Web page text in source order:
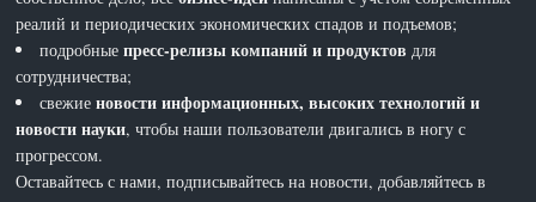
реалий и периодических экономических спадов и подъемов;
подробныепресс-релизы компаний и продуктов для
сотрудничества;
свежиеновости информационных, высоких технологий и
новости науки, чтобы наши пользователи двигались в ногу с
прогрессом.
Оставайтесь с нами, подписывайтесь на новости, добавляйтесь в